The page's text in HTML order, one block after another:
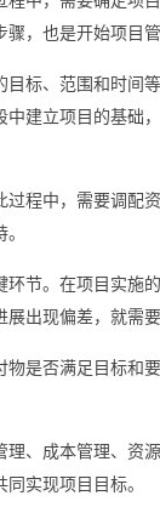
，也是开始项目管
标、范围和时间
建立项目的基础
程中，需要调配
节。在项目实施
出现偏差，就需要
是否满足目标和
、成本管理、资
实现项目目标。